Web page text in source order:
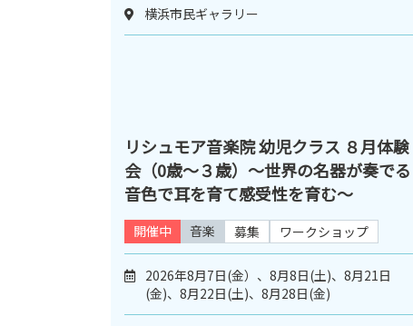
横浜市民ギャラリー
リシュモア音楽院 幼児クラス ８月体験
会（0歳～３歳）～世界の名器が奏でる
音色で耳を育て感受性を育む～
開催中 音楽 募集 ワークショップ
2026年8月7日(金）、8月8日(土)、8月21日
(金)、8月22日(土)、8月28日(金)